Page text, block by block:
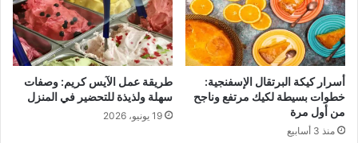
أسرار كيكة البرتقال الإسفنجية:
خطوات بسيطة لكيك مرتفع وناجح
من أول مرة
منذ 3 أسابيع
طريقة عمل الآيس كريم: وصفات
سهلة ولذيذة للتحضير في المنزل
19 يونيو، 2026